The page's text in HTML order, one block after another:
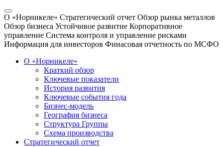
О «Норникеле» Стратегический отчет Обзор рынка металлов
Обзор бизнеса Устойчивое развитие Корпоративное
управление Система контроля и управление рисками
Информация для инвесторов Финасовая отчетность по МСФО
О «Норникеле»
Краткий обзор
Ключевые показатели
История развития
Ключевые события года
Бизнес-модель
География бизнеса
Структура Группы
Схема производства
Стратегический отчет